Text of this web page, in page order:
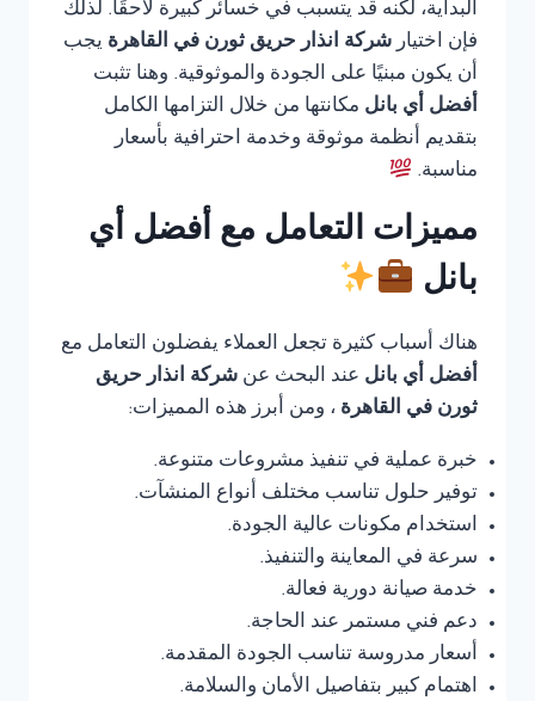
البداية، لكنه قد يتسبب في خسائر كبيرة لاحقًا. لذلك
فإن اختيار شركة انذار حريق ثورن في القاهرة يجب
أن يكون مبنيًا على الجودة والموثوقية. وهنا تثبت
أفضل أي بانل مكانتها من خلال التزامها الكامل
بتقديم أنظمة موثوقة وخدمة احترافية بأسعار
مناسبة.
مميزات التعامل مع أفضل أي
بانل
هناك أسباب كثيرة تجعل العملاء يفضلون التعامل مع
أفضل أي بانل عند البحث عن شركة انذار حريق
ثورن في القاهرة ، ومن أبرز هذه المميزات:
خبرة عملية في تنفيذ مشروعات متنوعة.
توفير حلول تناسب مختلف أنواع المنشآت.
استخدام مكونات عالية الجودة.
سرعة في المعاينة والتنفيذ.
خدمة صيانة دورية فعالة.
دعم فني مستمر عند الحاجة.
أسعار مدروسة تناسب الجودة المقدمة.
اهتمام كبير بتفاصيل الأمان والسلامة.